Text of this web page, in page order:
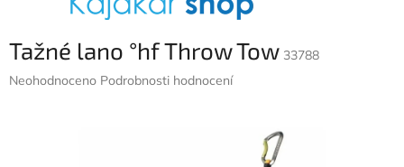
Tažné lano °hf Throw Tow 33788
Průměrné
Neohodnoceno Podrobnosti hodnocení